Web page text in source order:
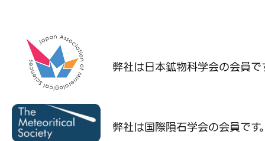
弊社は日本鉱物科学会の会員で
弊社は国際隕石学会の会員です